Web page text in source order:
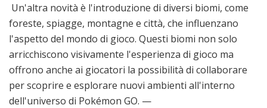
Un'altra novità è l'introduzione di diversi biomi, come
foreste, spiagge, montagne e città, che influenzano
l'aspetto del mondo di gioco. Questi biomi non solo
arricchiscono visivamente l'esperienza di gioco ma
offrono anche ai giocatori la possibilità di collaborare
per scoprire e esplorare nuovi ambienti all'interno
dell'universo di Pokémon GO. —